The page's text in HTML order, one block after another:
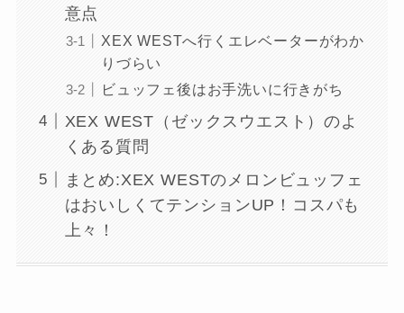
意点
XEX WESTへ行くエレベーターがわか
りづらい
ビュッフェ後はお手洗いに行きがち
XEX WEST（ゼックスウエスト）のよ
くある質問
まとめ:XEX WESTのメロンビュッフェ
はおいしくてテンションUP！コスパも
上々！